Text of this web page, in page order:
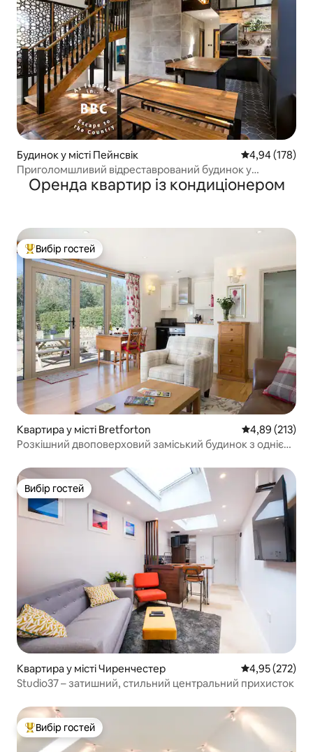
Будинок у місті Пейнсвік Середня
4,94 (178)
Приголомшливий відреставрований будинок у
Котсволдсі з видом на долину та каплицю
Оренда квартир із кондиціонером
Топ вибір гостей
Вибір гостей
Квартира у місті Bretforton Середня
4,89 (213)
Розкішний двоповерховий заміський будинок з однією
Вибір гостей
Вибір гостей
Квартира у місті Чиренчестер Середня
4,95 (272)
Studio37 – затишний, стильний центральний прихисток
Топ вибір гостей
Вибір гостей